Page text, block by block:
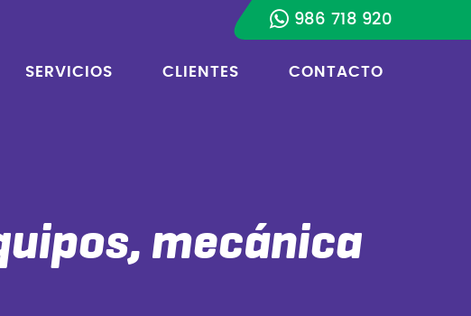
986 718 920
SERVICIOS CLIENTES CONTACTO
mecánica